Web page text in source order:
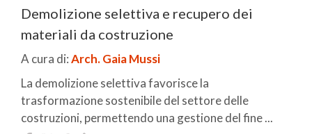
Demolizione selettiva e recupero dei
materiali da costruzione
A cura di:Arch. Gaia Mussi
La demolizione selettiva favorisce la
trasformazione sostenibile del settore delle
costruzioni, permettendo una gestione del fine ...